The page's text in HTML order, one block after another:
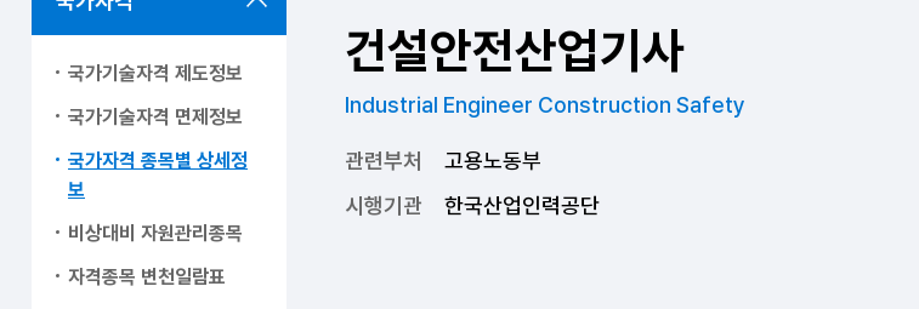
국가기술자격 제도정보
국가기술자격 면제정보
국가자격 종목별 상세정
보
비상대비 자원관리종목
자격종목 변천일람표
건설안전산업기사
Industrial Engineer Construction Safety
관련부처
고용노동부
시행기관
한국산업인력공단